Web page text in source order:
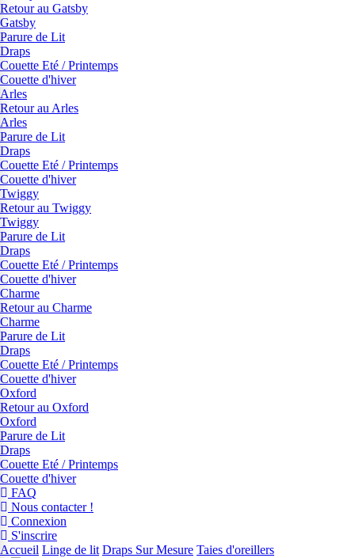
Retour au Gatsby
Gatsby
Parure de Lit
Draps
Couette Eté / Printemps
Couette d'hiver
Arles
Retour au Arles
Arles
Parure de Lit
Draps
Couette Eté / Printemps
Couette d'hiver
Twiggy
Retour au Twiggy
Twiggy
Parure de Lit
Draps
Couette Eté / Printemps
Couette d'hiver
Charme
Retour au Charme
Charme
Parure de Lit
Draps
Couette Eté / Printemps
Couette d'hiver
Oxford
Retour au Oxford
Oxford
Parure de Lit
Draps
Couette Eté / Printemps
Couette d'hiver
FAQ
Nous contacter !
Connexion
S'inscrire
Accueil Linge de lit Draps Sur Mesure Taies d'oreillers